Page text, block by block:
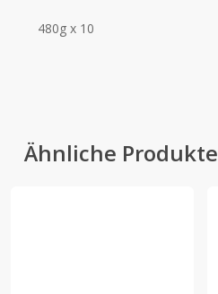
480g x 10
Ähnliche Produkte